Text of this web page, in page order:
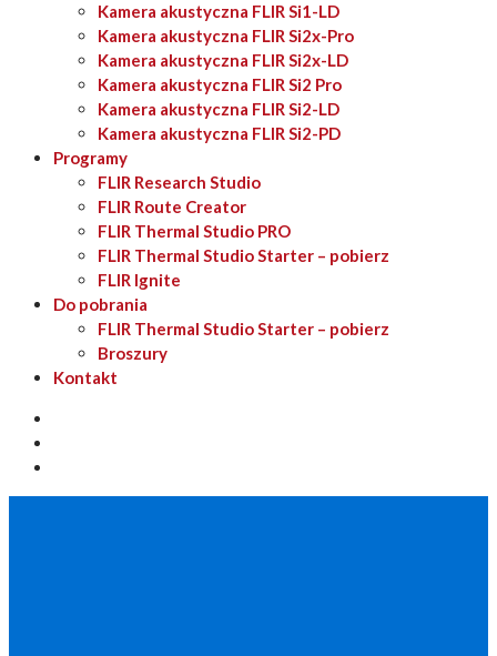
Kamera akustyczna FLIR Si1-LD
Kamera akustyczna FLIR Si2x-Pro
Kamera akustyczna FLIR Si2x-LD
Kamera akustyczna FLIR Si2 Pro
Kamera akustyczna FLIR Si2-LD
Kamera akustyczna FLIR Si2-PD
Programy
FLIR Research Studio
FLIR Route Creator
FLIR Thermal Studio PRO
FLIR Thermal Studio Starter – pobierz
FLIR Ignite
Do pobrania
FLIR Thermal Studio Starter – pobierz
Broszury
Kontakt